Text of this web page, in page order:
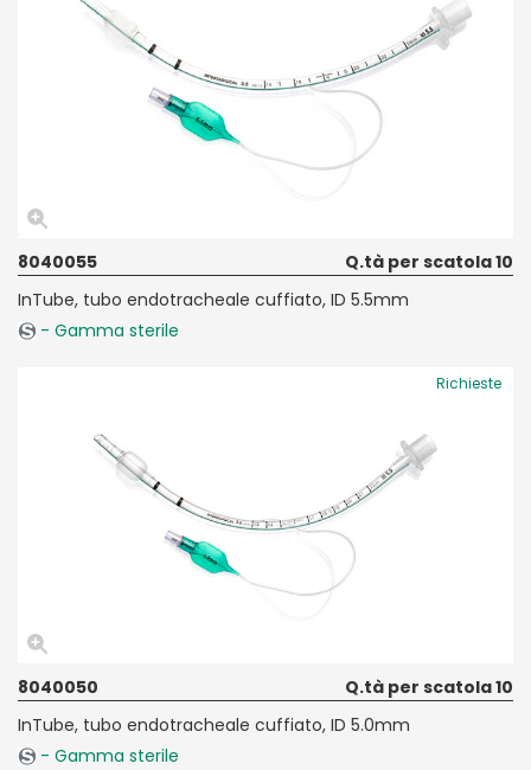
8040055
Q.tà per scatola 10
InTube, tubo endotracheale cuffiato, ID 5.5mm
- Gamma sterile
Richieste
8040050
Q.tà per scatola 10
InTube, tubo endotracheale cuffiato, ID 5.0mm
- Gamma sterile